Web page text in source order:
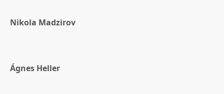
Nikola Madzirov
Ágnes Heller